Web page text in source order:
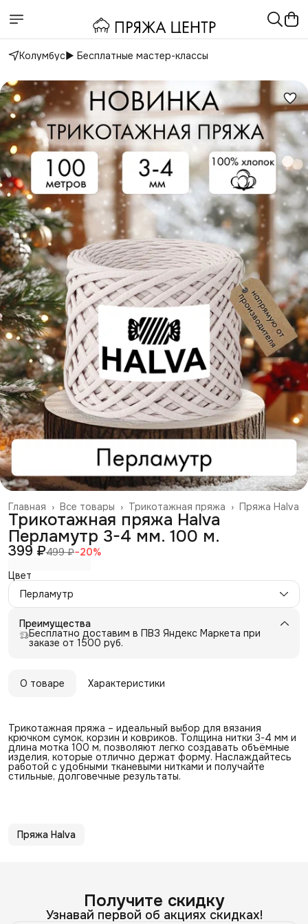
Колумбус▶️ Бесплатные мастер-классы
Пряжа Halva
Трикотажная пряжа ›
Все товары ›
Главная ›
Трикотажная пряжа Halva
Перламутр 3-4 мм. 100 м.
399 ₽499 ₽−20%
Цвет
Перламутр
Преимущества
Бесплатно доставим в ПВЗ Яндекс Маркета при
заказе от 1500 руб.
О товаре Характеристики
Трикотажная пряжа – идеальный выбор для вязания
крючком сумок, корзин и ковриков. Толщина нитки 3-4 мм и
длина мотка 100 м, позволяют легко создавать объёмные
изделия, которые отлично держат форму. Наслаждайтесь
работой с удобными тканевыми нитками и получайте
стильные, долговечные результаты.
Пряжа Halva
Получите скидку
Узнавай первой об акциях скидках!